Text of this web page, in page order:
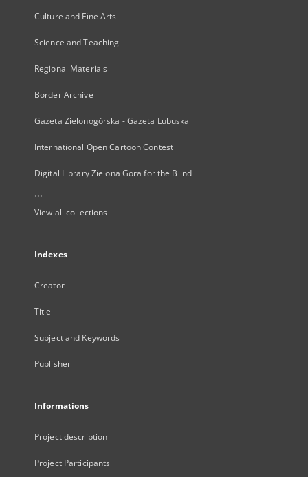
Culture and Fine Arts
Science and Teaching
Regional Materials
Border Archive
Gazeta Zielonogórska - Gazeta Lubuska
International Open Cartoon Contest
Digital Library Zielona Gora for the Blind
...
View all collections
Indexes
Creator
Title
Subject and Keywords
Publisher
Informations
Project description
Project Participants